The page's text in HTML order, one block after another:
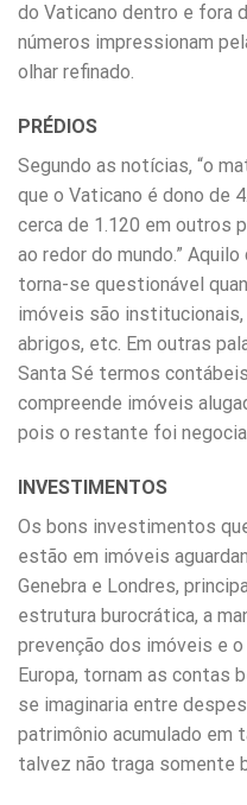
do Vaticano dentro e fora
números impressionam
olhar refinado.
PRÉDIOS
Segundo as notícias, “o
que o Vaticano é dono de
cerca de 1.120 em outros
ao redor do mundo.”
torna-se questionável
imóveis são
abrigos, etc. Em outras
Santa Sé termos
compreende imóveis
pois o restante foi
INVESTIMENTOS
Os bons investimentos
estão em imóveis
Genebra e Londres,
estrutura burocrática, a
prevenção dos imóveis e
Europa, tornam as contas
se imaginaria entre
patrimônio acumulado
talvez não traga somente